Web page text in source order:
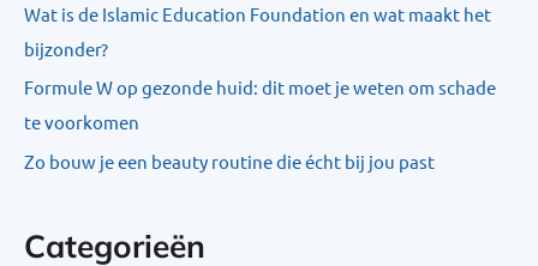
Wat is de Islamic Education Foundation en wat maakt het
bijzonder?
Formule W op gezonde huid: dit moet je weten om schade
te voorkomen
Zo bouw je een beauty routine die écht bij jou past
Categorieën